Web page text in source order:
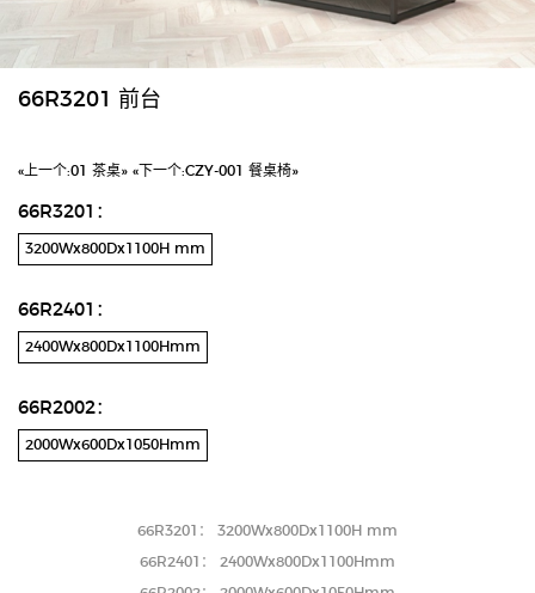
新中式家具 油漆家具
66R3201 前台
«上一个:01 茶桌» «下一个:CZY-001 餐桌椅»
66R3201：
3200Wx800Dx1100H mm
66R2401：
2400Wx800Dx1100Hmm
66R2002：
2000Wx600Dx1050Hmm
66R3201： 3200Wx800Dx1100H mm
66R2401： 2400Wx800Dx1100Hmm